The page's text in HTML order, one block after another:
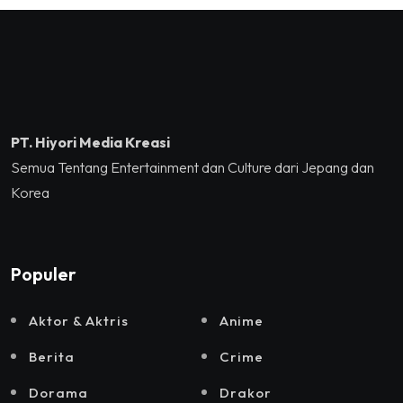
Tennis Indoor Senayan.
Kreatif RI,Pemprov DKI
PT. Hiyori Media Kreasi
Semua Tentang Entertainment dan Culture dari Jepang dan
Korea
Populer
Aktor & Aktris Anime
Berita Crime
Dorama Drakor